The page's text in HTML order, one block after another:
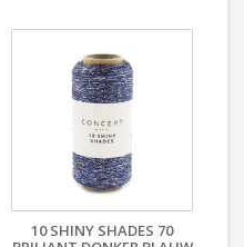
10 SHINY SHADES 70